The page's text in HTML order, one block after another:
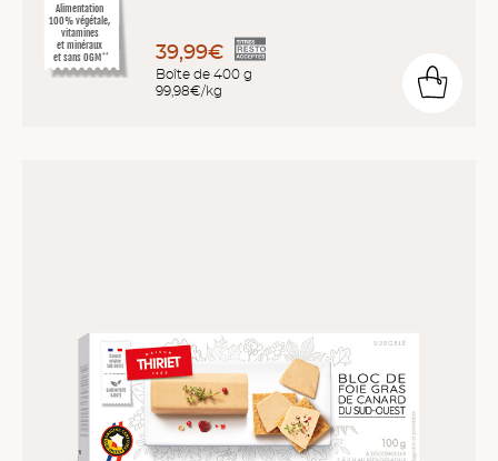
Alimentation
100% végétale,
vitamines
et minéraux
et sans OGM** 39,99€
Boîte de 400 g
99,98€/kg